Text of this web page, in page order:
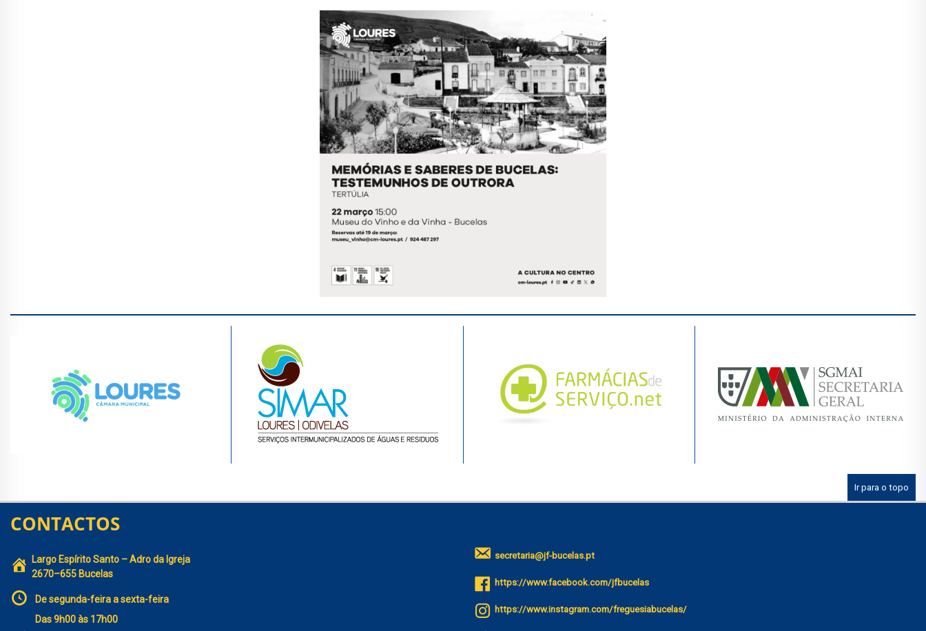
Ir para o topo
CONTACTOS
Largo Espírito Santo – Adro da Igreja
2670–655 Bucelas
De segunda-feira a sexta-feira
Das 9h00 às 17h00
secretaria@jf-bucelas.pt
https://www.facebook.com/jfbucelas
https://www.instagram.com/freguesiabucelas/